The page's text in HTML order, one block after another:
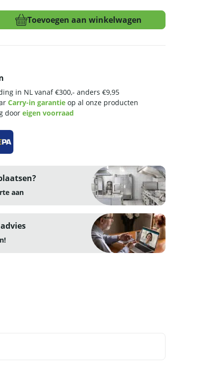
Toevoegen aan winkelwagen
in NL vanaf €300,- anders €9,95
Carry-in garantie op al onze producten
door eigen voorraad
aan